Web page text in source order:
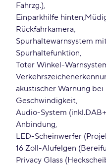
Fahrzg.)
Einparkhilfe hinten
Rückfahrkamera
Spurhaltewarnsystem
Spurhaltefunktion
Toter Winkel-
akustischer Warnung
Geschwindigkeit
Audio-System
Anbindung
LED-Scheinwerfer
16 Zoll-Alufelgen
Privacy Glass